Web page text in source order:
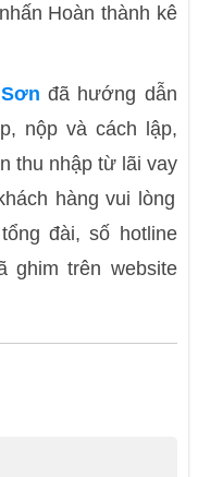
Hoàn thành kê
đã hướng dẫn
nộp và cách lập,
thu nhập từ lãi vay
hàng vui lòng
đài, số hotline
ghim trên website